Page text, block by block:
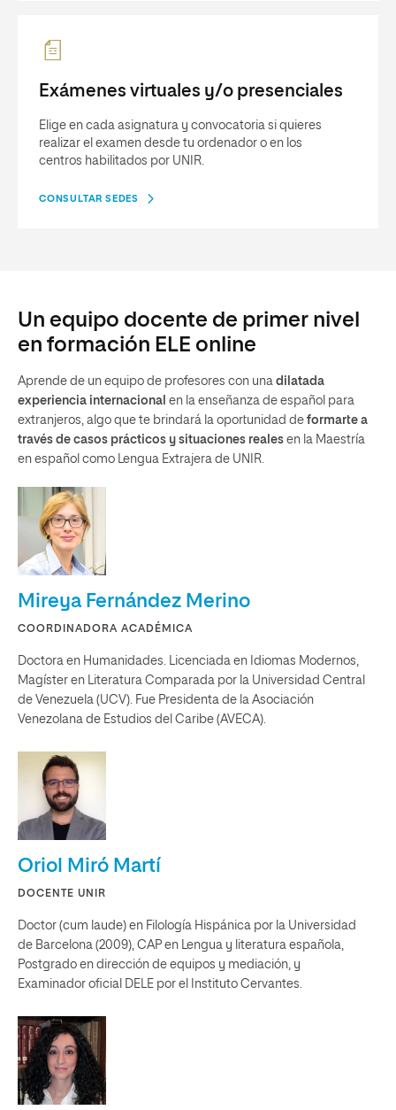
Exámenes virtuales y/o presenciales
Elige en cada asignatura y convocatoria si quieres
realizar el examen desde tu ordenador o en los
centros habilitados por UNIR.
CONSULTAR SEDES
Un equipo docente de primer nivel
en formación ELE online
Aprende de un equipo de profesores con una dilatada
experiencia internacional en la enseñanza de español para
extranjeros, algo que te brindará la oportunidad de formarte a
través de casos prácticos y situaciones reales en la Maestría
en español como Lengua Extrajera de UNIR.
Mireya Fernández Merino
COORDINADORA ACADÉMICA
Doctora en Humanidades. Licenciada en Idiomas Modernos,
Magíster en Literatura Comparada por la Universidad Central
de Venezuela (UCV). Fue Presidenta de la Asociación
Venezolana de Estudios del Caribe (AVECA).
Oriol Miró Martí
DOCENTE UNIR
Doctor (cum laude) en Filología Hispánica por la Universidad
de Barcelona (2009), CAP en Lengua y literatura española,
Postgrado en dirección de equipos y mediación, y
Examinador oficial DELE por el Instituto Cervantes.